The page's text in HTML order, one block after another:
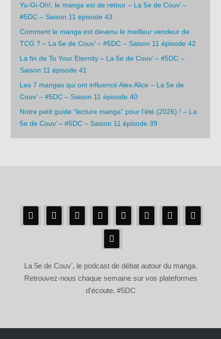
Yu-Gi-Oh!, le manga est de retour – La 5e de Couv’ –
#5DC – Saison 11 épisode 43
Comment le manga est devenu le meilleur vendeur de
TCG ? – La 5e de Couv’ – #5DC – Saison 11 épisode 42
La fin de To Your Eternity – La 5e de Couv’ – #5DC –
Saison 11 épisode 41
Les 7 mangas qui ont influencé Alex Alice – La 5e de
Couv’ – #5DC – Saison 11 épisode 40
Notre petit guide “lecture manga” pour l’été (2026) ! – La
5e de Couv’ – #5DC – Saison 11 épisode 39
La 5e de Couv', le podcast de débat autour du manga.
Retrouvez-nous chaque semaine sur vos plateformes
d'écoute. #5DC